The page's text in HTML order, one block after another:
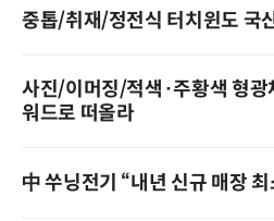
중톱/취재/정전식 터치윈도 국
사진/이머징/적색·주황색 형광
워드로 떠올라
中 쑤닝전기 “내년 신규 매장